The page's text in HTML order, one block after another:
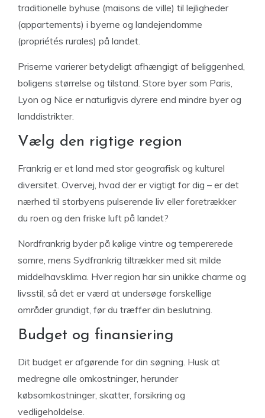
traditionelle byhuse (maisons de ville) til lejligheder
(appartements) i byerne og landejendomme
(propriétés rurales) på landet.
Priserne varierer betydeligt afhængigt af beliggenhed,
boligens størrelse og tilstand. Store byer som Paris,
Lyon og Nice er naturligvis dyrere end mindre byer og
landdistrikter.
Vælg den rigtige region
Frankrig er et land med stor geografisk og kulturel
diversitet. Overvej, hvad der er vigtigt for dig – er det
nærhed til storbyens pulserende liv eller foretrækker
du roen og den friske luft på landet?
Nordfrankrig byder på kølige vintre og tempererede
somre, mens Sydfrankrig tiltrækker med sit milde
middelhavsklima. Hver region har sin unikke charme og
livsstil, så det er værd at undersøge forskellige
områder grundigt, før du træffer din beslutning.
Budget og finansiering
Dit budget er afgørende for din søgning. Husk at
medregne alle omkostninger, herunder
købsomkostninger, skatter, forsikring og
vedligeholdelse.